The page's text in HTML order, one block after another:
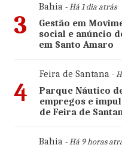
3
Bahia- Há 1 dia atrás
Gestão em
social e anúncio
em Santo Amaro
4
Feira de Santana-
Parque Náutico
empregos e
de Feira de
Bahia- Há 9 horas